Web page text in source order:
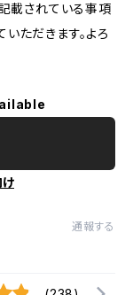
載されている事項
ただきます。よろ
通報する